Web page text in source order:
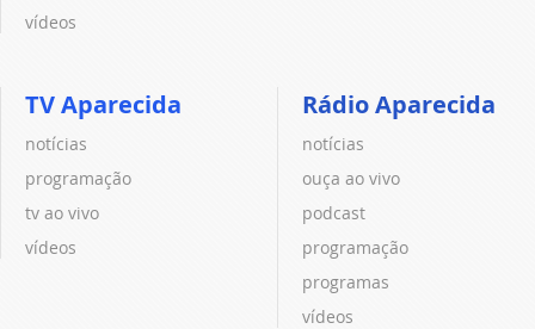
vídeos
TV Aparecida
notícias
programação
tv ao vivo
vídeos
Rádio Aparecida
notícias
ouça ao vivo
podcast
programação
programas
vídeos